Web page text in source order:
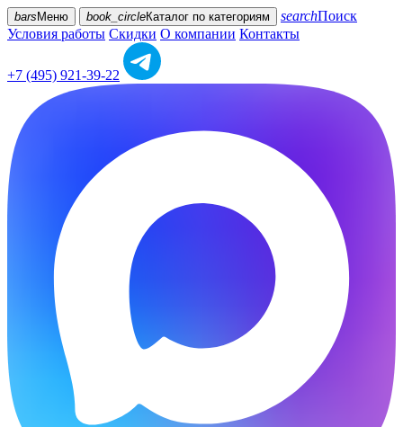
bars Меню book_circleКаталог по категориям searchПоиск
Условия работы Скидки О компании Контакты
+7 (495) 921-39-22